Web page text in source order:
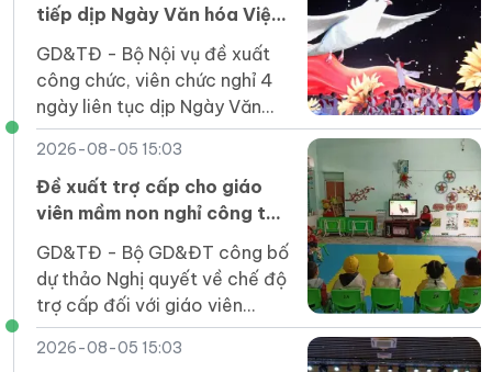
mạnh”.
tiếp dịp Ngày Văn hóa Việt
GD&TĐ - Bộ Nội vụ đề xuất
công chức, viên chức nghỉ 4
ngày liên tục dịp Ngày Văn
hóa Việt Nam 2026, từ 21-
24/11, và làm bù vào thứ Bảy
(28/11).
2026-08-05 15:03
Đề xuất trợ cấp cho giáo
viên mầm non nghỉ công tác
GD&TĐ - Bộ GD&ĐT công bố
dự thảo Nghị quyết về chế độ
trợ cấp đối với giáo viên
mầm non đã nghỉ công tác
chưa được hưởng chế độ.
2026-08-05 15:03